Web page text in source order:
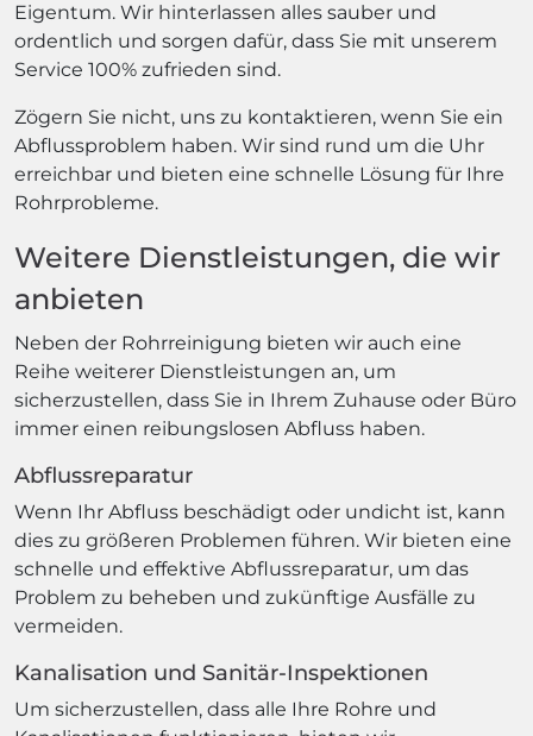
Eigentum. Wir hinterlassen alles sauber und
ordentlich und sorgen dafür, dass Sie mit unserem
Service 100% zufrieden sind.
Zögern Sie nicht, uns zu kontaktieren, wenn Sie ein
Abflussproblem haben. Wir sind rund um die Uhr
erreichbar und bieten eine schnelle Lösung für Ihre
Rohrprobleme.
Weitere Dienstleistungen, die wir
anbieten
Neben der Rohrreinigung bieten wir auch eine
Reihe weiterer Dienstleistungen an, um
sicherzustellen, dass Sie in Ihrem Zuhause oder Büro
immer einen reibungslosen Abfluss haben.
Abflussreparatur
Wenn Ihr Abfluss beschädigt oder undicht ist, kann
dies zu größeren Problemen führen. Wir bieten eine
schnelle und effektive Abflussreparatur, um das
Problem zu beheben und zukünftige Ausfälle zu
vermeiden.
Kanalisation und Sanitär-Inspektionen
Um sicherzustellen, dass alle Ihre Rohre und